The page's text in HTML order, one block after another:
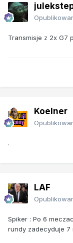
Transmisje z 2x G7
Koelner
.
LAF
Spiker : Po 6
rundy zadecyduje 7